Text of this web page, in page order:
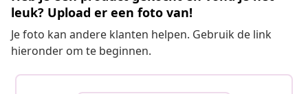
leuk? Upload er een foto van!
Je foto kan andere klanten helpen. Gebruik de link
hieronder om te beginnen.